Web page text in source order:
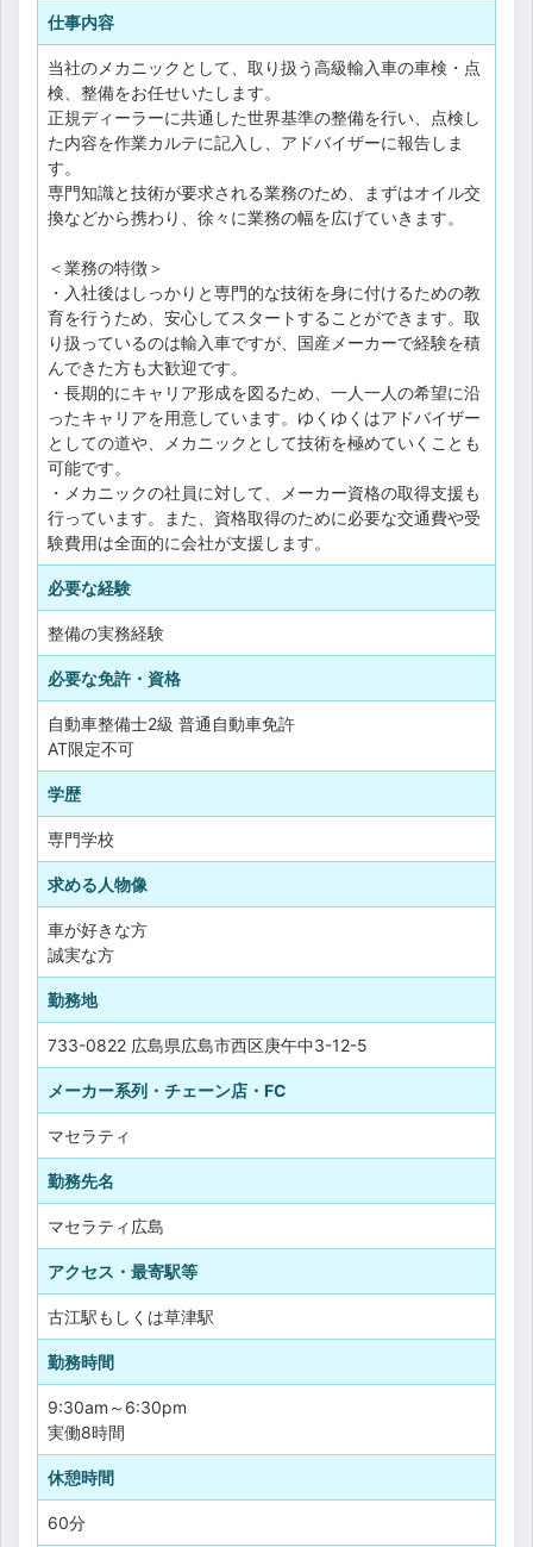
仕事内容
当社のメカニックとして、取り扱う高級輸入車の車検・点
検、整備をお任せいたします。
正規ディーラーに共通した世界基準の整備を行い、点検し
た内容を作業カルテに記入し、アドバイザーに報告しま
す。
専門知識と技術が要求される業務のため、まずはオイル交
換などから携わり、徐々に業務の幅を広げていきます。
＜業務の特徴＞
・入社後はしっかりと専門的な技術を身に付けるための教
育を行うため、安心してスタートすることができます。取
り扱っているのは輸入車ですが、国産メーカーで経験を積
んできた方も大歓迎です。
・長期的にキャリア形成を図るため、一人一人の希望に沿
ったキャリアを用意しています。ゆくゆくはアドバイザー
としての道や、メカニックとして技術を極めていくことも
可能です。
・メカニックの社員に対して、メーカー資格の取得支援も
行っています。また、資格取得のために必要な交通費や受
験費用は全面的に会社が支援します。
必要な経験
整備の実務経験
必要な免許・資格
自動車整備士2級 普通自動車免許
AT限定不可
学歴
専門学校
求める人物像
車が好きな方
誠実な方
勤務地
733-0822 広島県広島市西区庚午中3-12-5
メーカー系列・チェーン店・FC
マセラティ
勤務先名
マセラティ広島
アクセス・最寄駅等
古江駅もしくは草津駅
勤務時間
9:30am～6:30pm
実働8時間
休憩時間
60分